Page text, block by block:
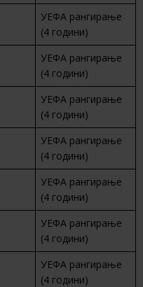
УЕФА рангирање
(4 години)
УЕФА рангирање
(4 години)
УЕФА рангирање
(4 години)
УЕФА рангирање
(4 години)
УЕФА рангирање
(4 години)
УЕФА рангирање
(4 години)
УЕФА рангирање
(4 години)